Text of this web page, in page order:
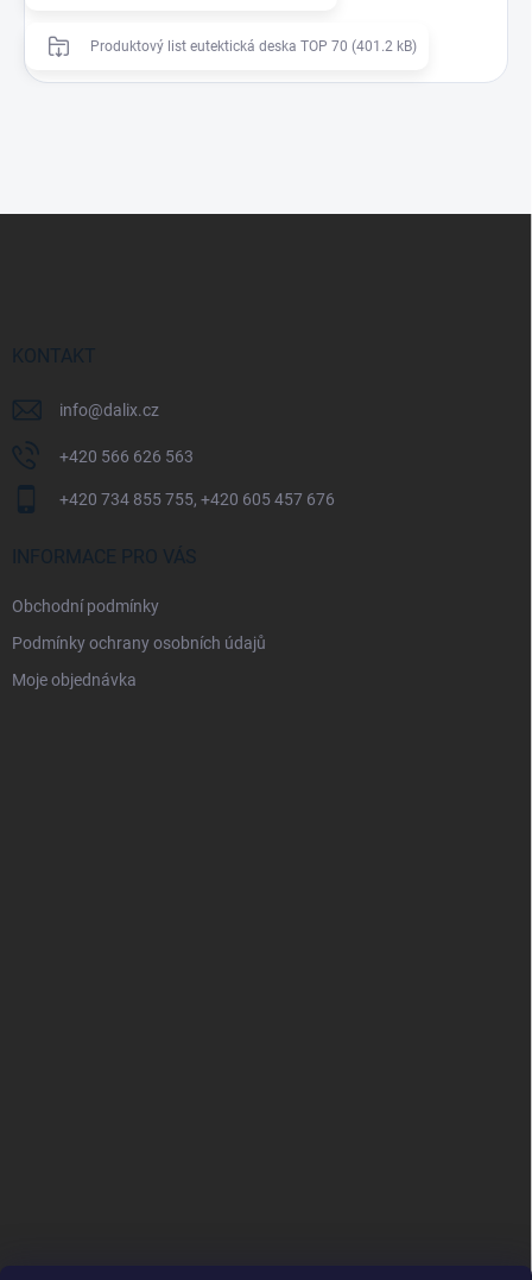
Produktový list eutektická deska TOP 70 (401.2 kB)
KONTAKT
info@dalix.cz
+420 566 626 563
+420 734 855 755, +420 605 457 676
INFORMACE PRO VÁS
Obchodní podmínky
Podmínky ochrany osobních údajů
Moje objednávka